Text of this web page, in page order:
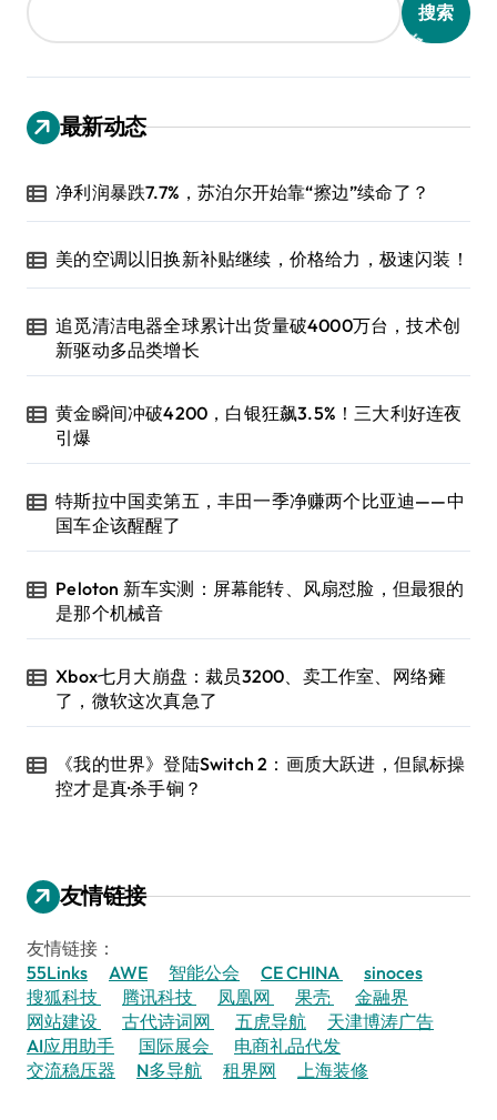
搜索
最新动态
净利润暴跌7.7%，苏泊尔开始靠“擦边”续命了？
美的空调以旧换新补贴继续，价格给力，极速闪装！
追觅清洁电器全球累计出货量破4000万台，技术创
新驱动多品类增长
黄金瞬间冲破4200，白银狂飙3.5%！三大利好连夜
引爆
特斯拉中国卖第五，丰田一季净赚两个比亚迪——中
国车企该醒醒了
Peloton 新车实测：屏幕能转、风扇怼脸，但最狠的
是那个机械音
Xbox七月大崩盘：裁员3200、卖工作室、网络瘫
了，微软这次真急了
《我的世界》登陆Switch 2：画质大跃进，但鼠标操
控才是真·杀手锏？
友情链接
友情链接：
55Links
AWE 智能公会 CE CHINA
sinoces
搜狐科技
腾讯科技 凤凰网 果壳
金融界
网站建设
古代诗词网 五虎导航
天津博涛广告
AI应用助手
国际展会
电商礼品代发
交流稳压器
N多导航 租界网 上海装修